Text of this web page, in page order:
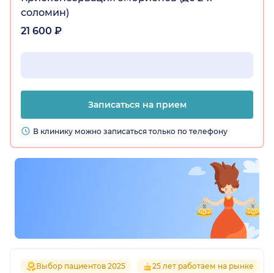
соломин)
21 600 ₽
Записаться на прием
В клинику можно записаться только по телефону
Выбор пациентов 2025 25 лет работаем на рынке